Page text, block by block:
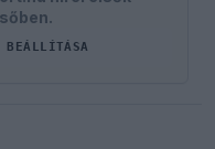
BEÁLLÍTÁSA